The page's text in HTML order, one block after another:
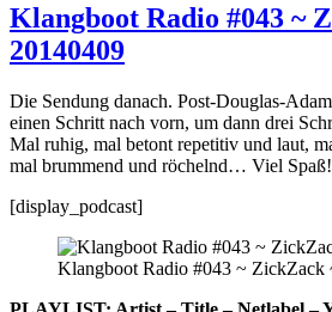
Klangboot Radio #043 ~
20140409
Die Sendung danach. Post-Douglas-
einen Schritt nach vorn, um dann drei
Mal ruhig, mal betont repetitiv und laut,
mal brummend und röchelnd… Viel Spaß!
[display_podcast]
Klangboot Radio #043 ~ ZickZack